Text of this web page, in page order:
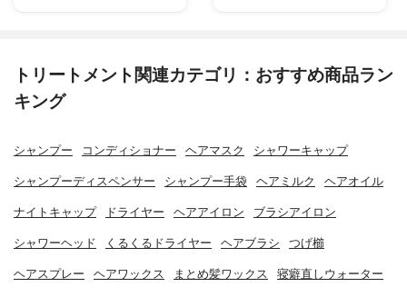
トリートメント関連カテゴリ：おすすめ商品ラン
キング
シャンプー コンディショナー ヘアマスク シャワーキャップ
シャンプーディスペンサー シャンプー手袋 ヘアミルク ヘアオイル
ナイトキャップ ドライヤー ヘアアイロン ブラシアイロン
シャワーヘッド くるくるドライヤー ヘアブラシ つげ櫛
ヘアスプレー ヘアワックス まとめ髪ワックス 寝癖直しウォーター